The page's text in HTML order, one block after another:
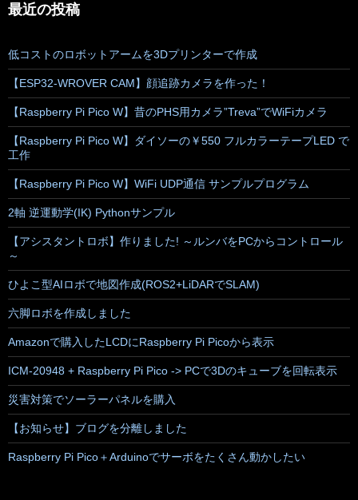
最近の投稿
低コストのロボットアームを3Dプリンターで作成
【ESP32-WROVER CAM】顔追跡カメラを作った！
【Raspberry Pi Pico W】昔のPHS用カメラ”Treva”でWiFiカメラ
【Raspberry Pi Pico W】ダイソーの￥550 フルカラーテープLED で
工作
【Raspberry Pi Pico W】WiFi UDP通信 サンプルプログラム
2軸 逆運動学(IK) Pythonサンプル
【アシスタントロボ】作りました! ～ルンバをPCからコントロール
～
ひよこ型AIロボで地図作成(ROS2+LiDARでSLAM)
六脚ロボを作成しました
Amazonで購入したLCDにRaspberry Pi Picoから表示
ICM-20948 + Raspberry Pi Pico -> PCで3Dのキューブを回転表示
災害対策でソーラーパネルを購入
【お知らせ】ブログを分離しました
Raspberry Pi Pico＋Arduinoでサーボをたくさん動かしたい